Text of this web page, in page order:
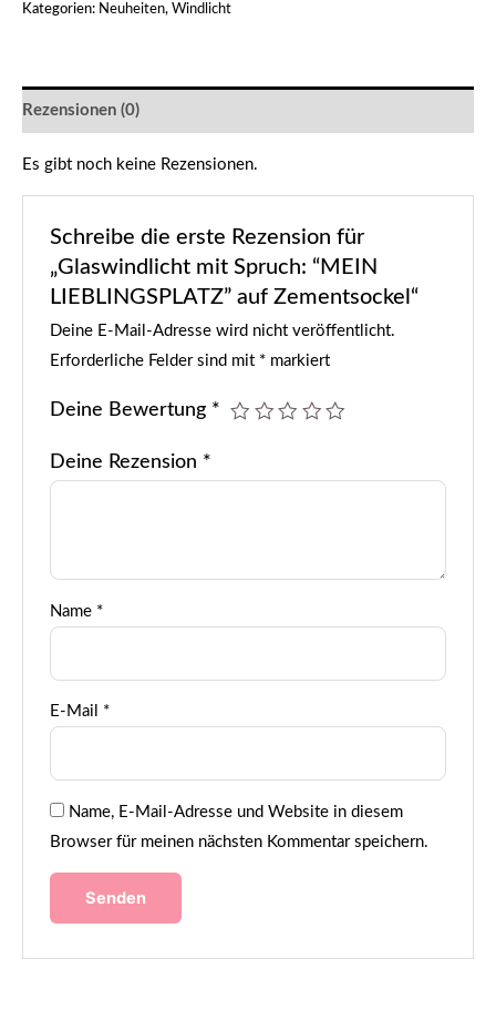
Kategorien: Neuheiten, Windlicht
Rezensionen (0)
Es gibt noch keine Rezensionen.
Schreibe die erste Rezension für
„Glaswindlicht mit Spruch: “MEIN
LIEBLINGSPLATZ” auf Zementsockel“
Deine E-Mail-Adresse wird nicht veröffentlicht.
Erforderliche Felder sind mit * markiert
Deine Bewertung *
Deine Rezension *
Name *
E-Mail *
Name, E-Mail-Adresse und Website in diesem
Browser für meinen nächsten Kommentar speichern.